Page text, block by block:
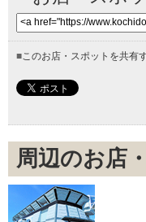
■ このお店・スポットを共有
周辺のお店